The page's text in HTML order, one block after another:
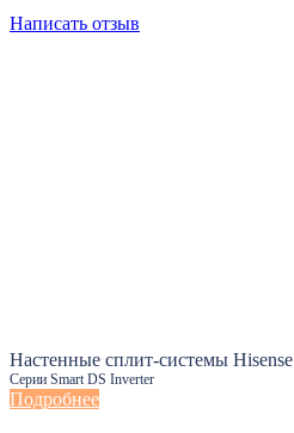
Написать отзыв
Настенные сплит-системы Hisense
Серии Smart DS Inverter
Подробнее